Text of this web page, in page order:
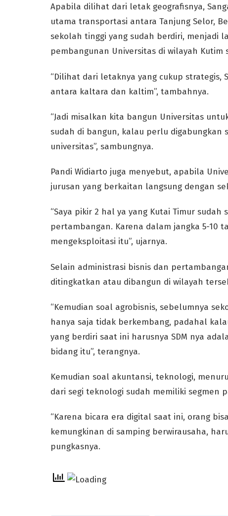
Apabila dilihat dari letak geografisnya,
utama transportasi antara Tanjung Selor,
sekolah tinggi yang sudah berdiri, menjadi
pembangunan Universitas di wilayah Kutim
“Dilihat dari letaknya yang cukup
antara kaltara dan kaltim”, tambahnya.
“Jadi misalkan kita bangun Universitas
sudah di bangun, kalau perlu digabungkan
universitas”, sambungnya.
Pandi Widiarto juga menyebut, apabila
jurusan yang berkaitan langsung dengan
“Saya pikir 2 hal ya yang Kutai Timur
pertambangan. Karena dalam jangka 5-10
mengeksploitasi itu”, ujarnya.
Selain administrasi bisnis dan
ditingkatkan atau dibangun di wilayah
“Kemudian soal agrobisnis, sebelumnya
hanya saja tidak berkembang, padahal
yang berdiri saat ini harusnya SDM nya
bidang itu”, terangnya.
Kemudian soal akuntansi, teknologi,
dari segi teknologi sudah memiliki segmen
“Karena bicara era digital saat ini, orang
kemungkinan di samping berwirausaha,
pungkasnya.